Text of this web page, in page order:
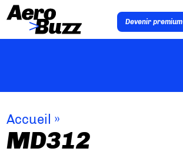
Devenir premium
Accueil »
MD312